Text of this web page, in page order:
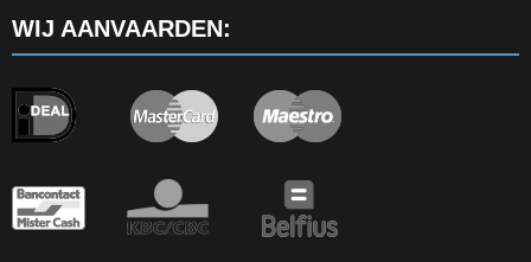
WIJ AANVAARDEN: